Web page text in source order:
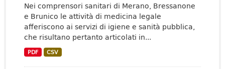
Nei comprensori sanitari di Merano, Bressanone
e Brunico le attività di medicina legale
afferiscono ai servizi di igiene e sanità pubblica,
che risultano pertanto articolati in...
PDF CSV